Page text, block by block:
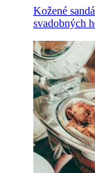
Kožené
svadobných